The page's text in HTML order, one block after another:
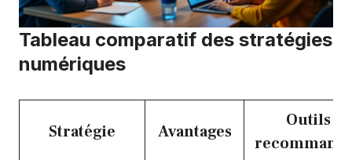
Tableau comparatif des stratégies
numériques
Stratégie Avantages
Outils